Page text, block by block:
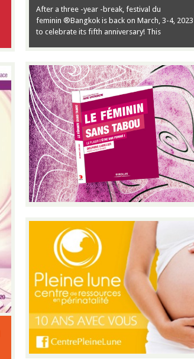
Contact : Sylvie Baradel
fdfbangkok@gmail.com/
facebook event : festival
2021 #fdfBKK2021 […]
Festival du
féminin Kuala
The 3rd Festival du
féminin in Kuala Lumpur.
: fdfkualalumpur@gmail.com
The program coming
soon !
4 2023
After a three -year -break, festival du
feminin ®Bangkok is back on March, 3-4, 2023
to celebrate its fifth anniversary! This